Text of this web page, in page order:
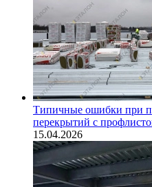
Типичные ошибки при
перекрытий с
15.04.2026